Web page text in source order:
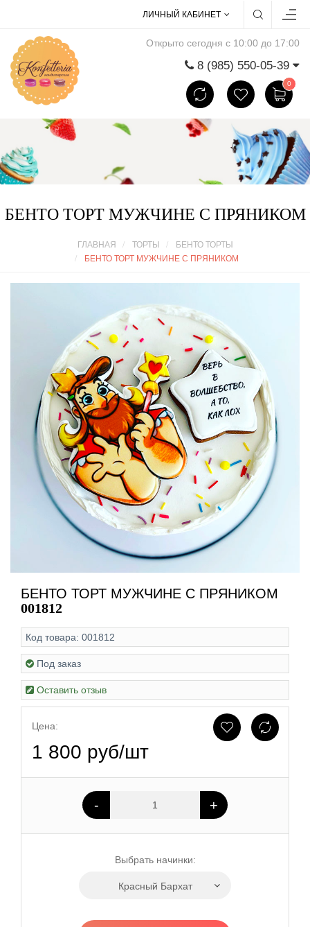
ЛИЧНЫЙ КАБИНЕТ
Открыто сегодня с 10:00 до 17:00
8 (985) 550-05-39
0
БЕНТО ТОРТ МУЖЧИНЕ С ПРЯНИКОМ
ГЛАВНАЯ ТОРТЫ
БЕНТО ТОРТЫ
БЕНТО ТОРТ МУЖЧИНЕ С ПРЯНИКОМ
БЕНТО ТОРТ МУЖЧИНЕ С ПРЯНИКОМ
001812
Код товара: 001812
Под заказ
Оставить отзыв
Цена:
1 800 руб/шт
- +
Выбрать начинки:
Красный Бархат